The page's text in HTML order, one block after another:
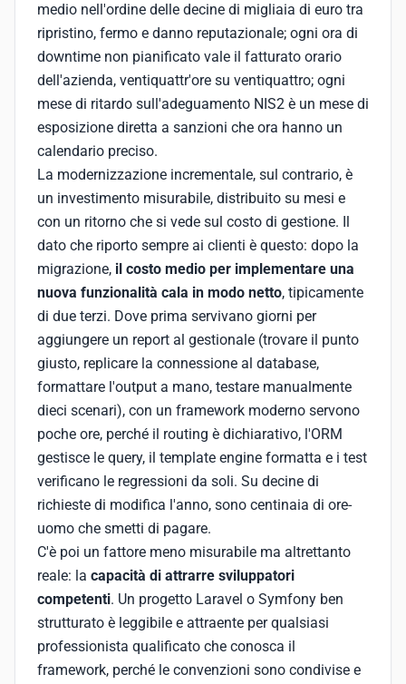
medio nell'ordine delle decine di migliaia di euro tra
ripristino, fermo e danno reputazionale; ogni ora di
downtime non pianificato vale il fatturato orario
dell'azienda, ventiquattr'ore su ventiquattro; ogni
mese di ritardo sull'adeguamento NIS2 è un mese di
esposizione diretta a sanzioni che ora hanno un
calendario preciso.
La modernizzazione incrementale, sul contrario, è
un investimento misurabile, distribuito su mesi e
con un ritorno che si vede sul costo di gestione. Il
dato che riporto sempre ai clienti è questo: dopo la
migrazione, il costo medio per implementare una
nuova funzionalità cala in modo netto, tipicamente
di due terzi. Dove prima servivano giorni per
aggiungere un report al gestionale (trovare il punto
giusto, replicare la connessione al database,
formattare l'output a mano, testare manualmente
dieci scenari), con un framework moderno servono
poche ore, perché il routing è dichiarativo, l'ORM
gestisce le query, il template engine formatta e i test
verificano le regressioni da soli. Su decine di
richieste di modifica l'anno, sono centinaia di ore-
uomo che smetti di pagare.
C'è poi un fattore meno misurabile ma altrettanto
reale: la capacità di attrarre sviluppatori
competenti. Un progetto Laravel o Symfony ben
strutturato è leggibile e attraente per qualsiasi
professionista qualificato che conosca il
framework, perché le convenzioni sono condivise e